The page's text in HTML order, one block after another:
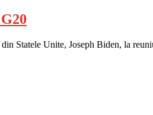
Statele Unite, Joseph Biden, la